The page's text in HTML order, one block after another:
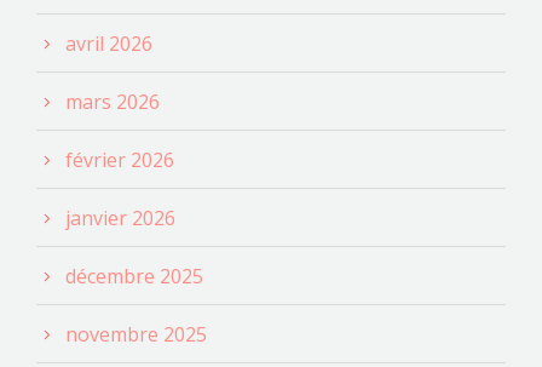
avril 2026
mars 2026
février 2026
janvier 2026
décembre 2025
novembre 2025